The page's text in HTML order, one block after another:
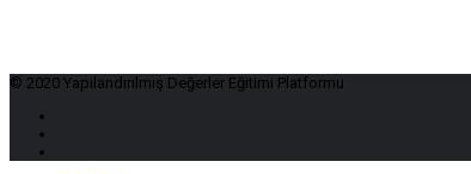
© 2020 Yapılandırılmış Değerler Eğitimi Platformu